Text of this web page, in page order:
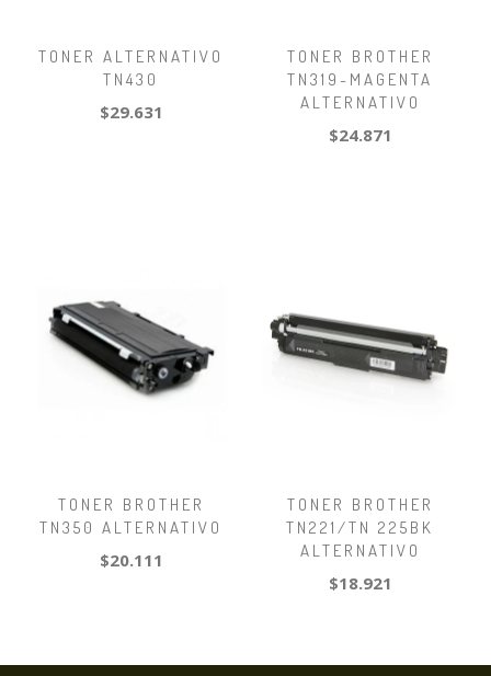
TONER ALTERNATIVO
TN430
$29.631
TONER BROTHER
TN319-MAGENTA
ALTERNATIVO
$24.871
TONER BROTHER
TN350 ALTERNATIVO
$20.111
TONER BROTHER
TN221/TN 225BK
ALTERNATIVO
$18.921